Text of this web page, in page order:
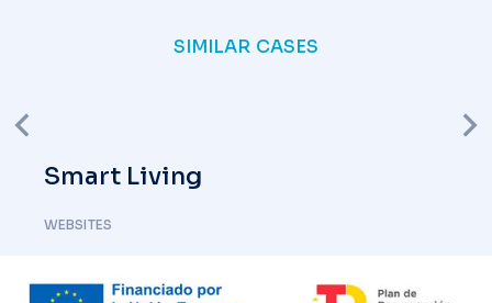
SIMILAR CASES
Smart Living
WEBSITES